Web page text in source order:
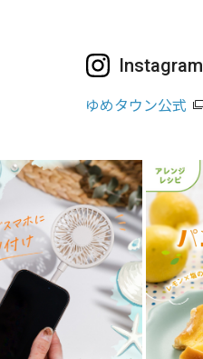
Instagram
ゆめタウン公式